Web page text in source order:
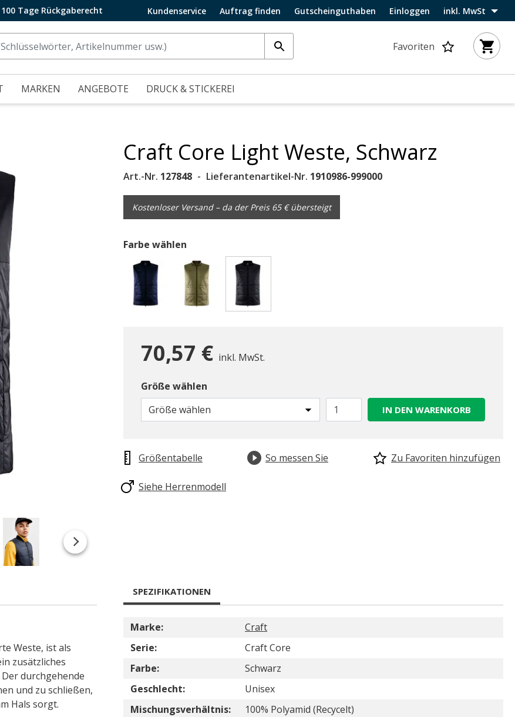
100 Tage Rückgaberecht Kundenservice Auftrag finden Gutscheinguthaben Einloggen inkl. MwSt
Favoriten
MARKEN ANGEBOTE DRUCK & STICKEREI
Craft Core Light Weste, Schwarz
Art.-Nr. 127848 Lieferantenartikel-Nr. 1910986-999000
Kostenloser Versand – da der Preis 65 € übersteigt
Farbe wählen
70,57 € inkl. MwSt.
Größe wählen
Größe wählen
IN DEN WARENKORB
Größentabelle So messen Sie Zu Favoriten hinzufügen
Siehe Herrenmodell
Weste, ist als
zusätzliches
durchgehende
und zu schließen,
Hals sorgt.
SPEZIFIKATIONEN
Marke:
Craft
Serie:
Craft Core
Farbe:
Schwarz
Geschlecht:
Unisex
Mischungsverhältnis:
100% Polyamid (Recycelt)